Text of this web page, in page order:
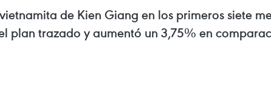
de Kien Giang en los primeros siete
plan trazado y aumentó un 3,75% en